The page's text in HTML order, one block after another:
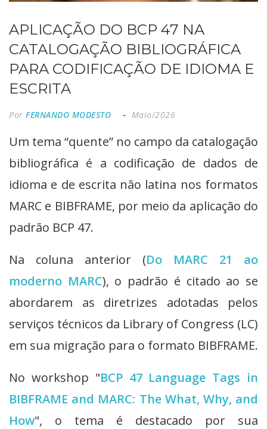
APLICAÇÃO DO BCP 47 NA
CATALOGAÇÃO BIBLIOGRÁFICA
PARA CODIFICAÇÃO DE IDIOMA E
ESCRITA
Por FERNANDO MODESTO Maio/2026
Um tema “quente” no campo da catalogação
bibliográfica é a codificação de dados de
idioma e de escrita não latina nos formatos
MARC e BIBFRAME, por meio da aplicação do
padrão BCP 47.
Na coluna anterior (Do MARC 21 ao
moderno MARC), o padrão é citado ao se
abordarem as diretrizes adotadas pelos
serviços técnicos da Library of Congress (LC)
em sua migração para o formato BIBFRAME.
No workshop "BCP 47 Language Tags in
BIBFRAME and MARC: The What, Why, and
How", o tema é destacado por sua